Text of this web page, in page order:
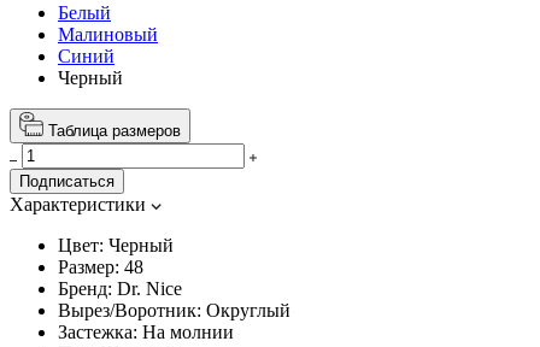
Белый
Малиновый
Синий
Черный
Таблица размеров
Подписаться
Характеристики
Цвет: Черный
Размер: 48
Бренд: Dr. Nice
Вырез/Воротник: Округлый
Застежка: На молнии